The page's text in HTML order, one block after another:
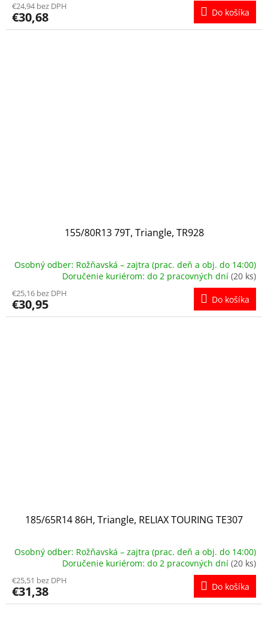
€24,94 bez DPH
€30,68 Do košíka
155/80R13 79T, Triangle, TR928
Osobný odber: Rožňavská – zajtra (prac. deň a obj. do 14:00)
Doručenie kuriérom: do 2 pracovných dní (20 ks)
€25,16 bez DPH
€30,95 Do košíka
185/65R14 86H, Triangle, RELIAX TOURING TE307
Osobný odber: Rožňavská – zajtra (prac. deň a obj. do 14:00)
Doručenie kuriérom: do 2 pracovných dní (20 ks)
€25,51 bez DPH
€31,38 Do košíka